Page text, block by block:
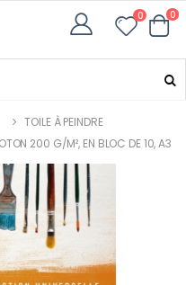
0 0
TOILE À PEINDRE
200 G/M², EN BLOC DE 10, A3